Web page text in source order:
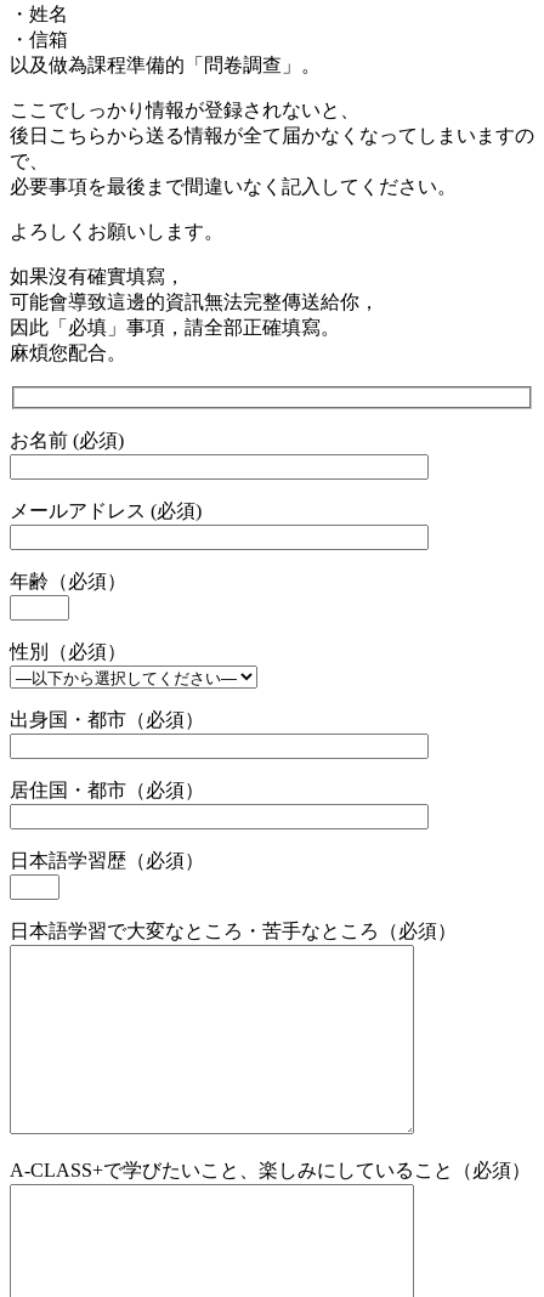
・姓名
・信箱
以及做為課程準備的「問卷調查」。
ここでしっかり情報が登録されないと、
後日 こちらから送る情報が全て届かなくなってしまいますの
で、
必要事項を最後まで間違いなく記入してください。
よろしくお願いします。
如果沒有確實填寫，
可能會導致這邊的資訊無法完整傳送給你，
因此「必填」事項，請全部正確填寫。
麻煩您配合。
お名前 (必須)
メールアドレス (必須)
年齢（必須）
性別（必須）
出身国・都市（必須）
居住国・都市（必須）
日本語学習歴（必須）
日本語学習で大変なところ・苦手なところ（必須）
A-CLASS+で学びたいこと、楽しみにしていること（必須）